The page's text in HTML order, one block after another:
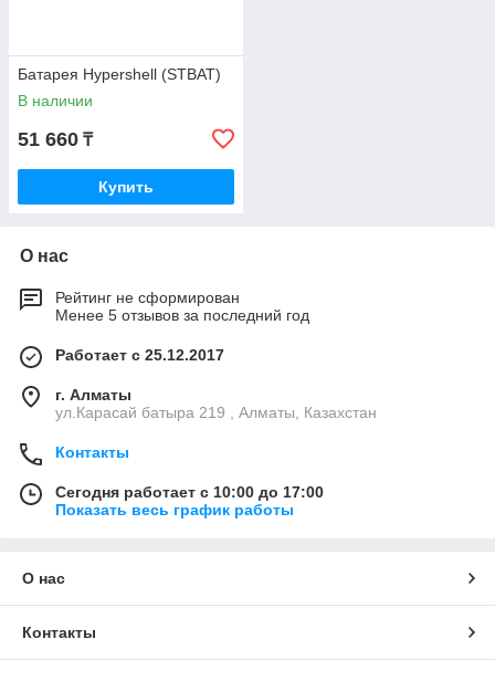
Батарея Hypershell (STBAT)
В наличии
51 660 ₸
Купить
О нас
Рейтинг не сформирован
Менее 5 отзывов за последний год
Работает с 25.12.2017
г. Алматы
ул.Карасай батыра 219 , Алматы, Казахстан
Контакты
Сегодня работает с 10:00 до 17:00
Показать весь график работы
О нас
Контакты